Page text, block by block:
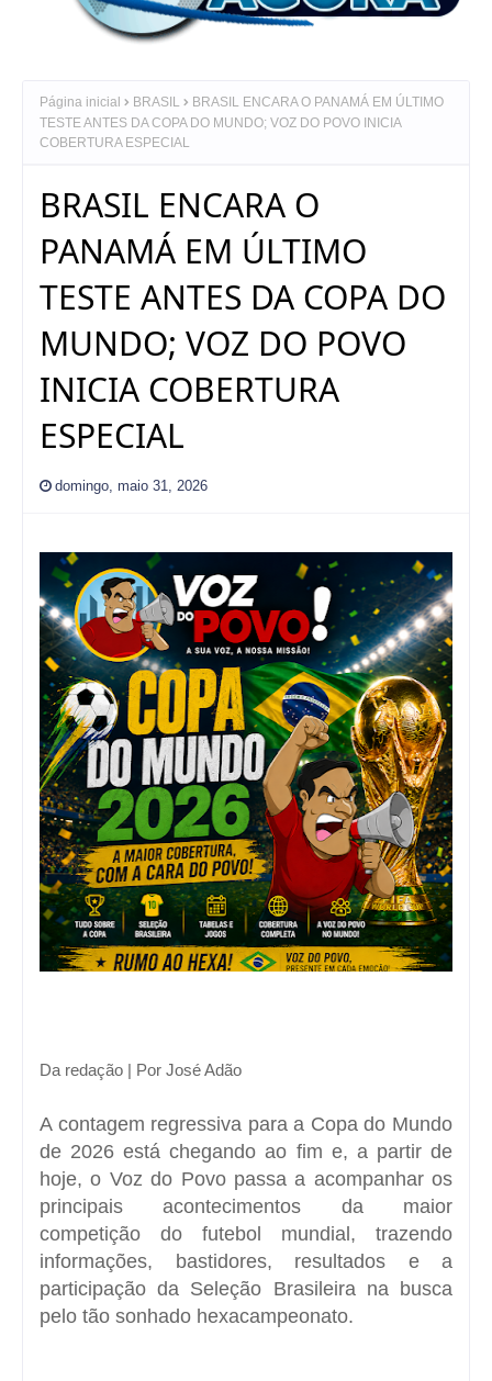
Página inicial BRASIL
BRASIL ENCARA O PANAMÁ EM ÚLTIMO
TESTE ANTES DA COPA DO MUNDO; VOZ DO POVO INICIA
COBERTURA ESPECIAL
BRASIL ENCARA O
PANAMÁ EM ÚLTIMO
TESTE ANTES DA COPA DO
MUNDO; VOZ DO POVO
INICIA COBERTURA
ESPECIAL
domingo, maio 31, 2026
Da redação | Por José Adão
A contagem regressiva para a Copa do Mundo
de 2026 está chegando ao fim e, a partir de
hoje, o Voz do Povopassa a acompanhar os
principais acontecimentos da maior
competição do futebol mundial, trazendo
informações, bastidores, resultados e a
participação da Seleção Brasileira na busca
pelo tão sonhado hexacampeonato.